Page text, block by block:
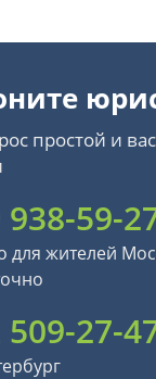
простой и
938-59-
для жителей
509-27-